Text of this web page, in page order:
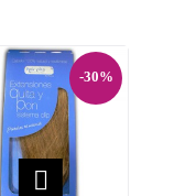
-30%
